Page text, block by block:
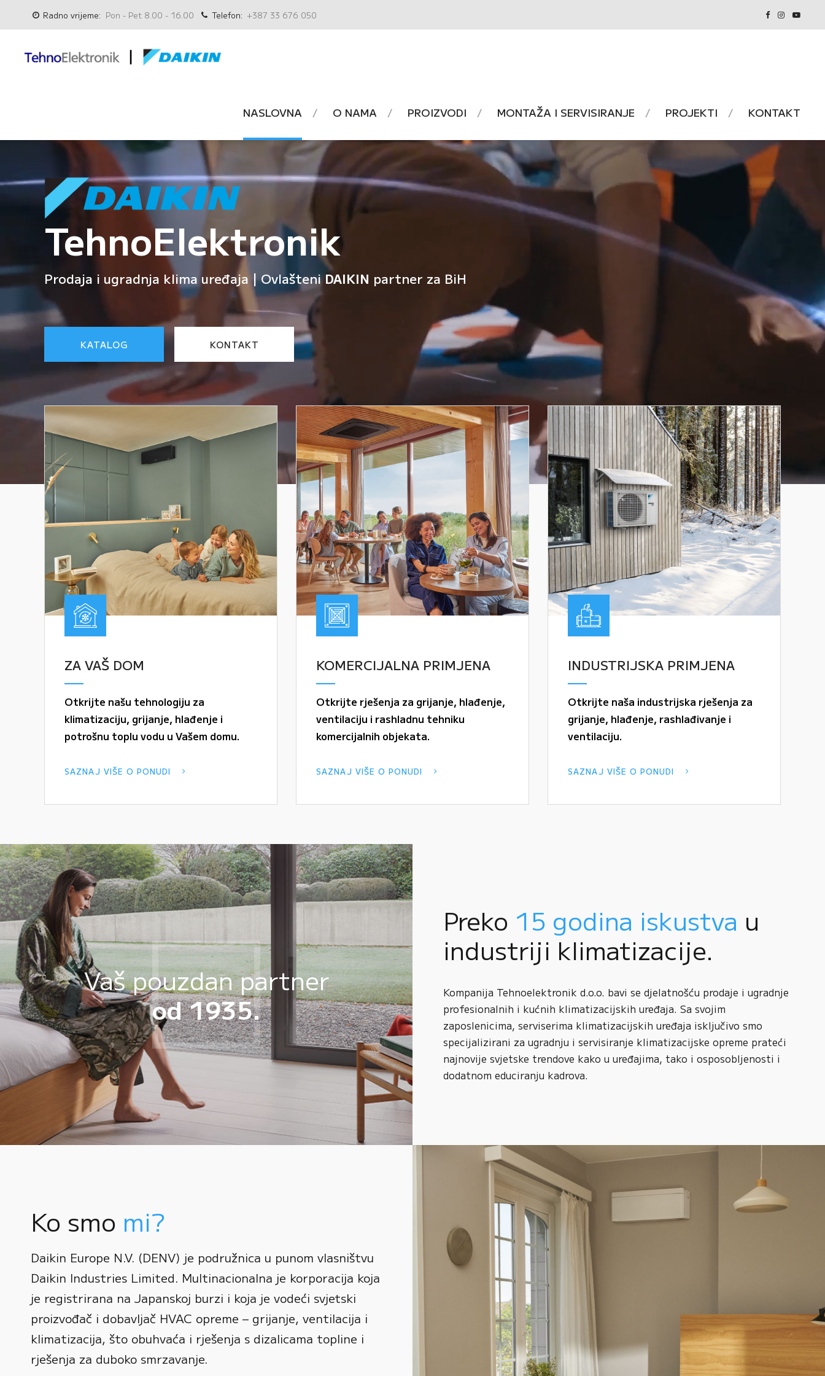
Radno vrijeme: Pon - Pet 8.00 - 16.00 Telefon: +387 33 676 050
NASLOVNA O NAMA PROIZVODI MONTAŽA I SERVISIRANJE PROJEKTI KONTAKT
TehnoElektronik
Prodaja i ugradnja klima uređaja | OvlašteniDAIKIN partner za BiH
KATALOG KONTAKT
ZA VAŠ DOM
Otkrijte našu tehnologiju za
klimatizaciju, grijanje, hlađenje i
potrošnu toplu vodu u Vašem domu.
SAZNAJ VIŠE O PONUDI
KOMERCIJALNA PRIMJENA
Otkrijte rješenja za grijanje, hlađenje,
ventilaciju i rashladnu tehniku
komercijalnih objekata.
SAZNAJ VIŠE O PONUDI
INDUSTRIJSKA PRIMJENA
Otkrijte naša industrijska rješenja za
grijanje, hlađenje, rashlađivanje i
ventilaciju.
SAZNAJ VIŠE O PONUDI
Vaš pouzdan partner
od 1935.
Preko 15 godina iskustva u
industriji klimatizacije.
Kompanija Tehnoelektronik d.o.o. bavi se djelatnošću prodaje i ugradnje
profesionalnih i kućnih klimatizacijskih uređaja. Sa svojim
zaposlenicima, serviserima klimatizacijskih uređaja isključivo smo
specijalizirani za ugradnju i servisiranje klimatizacijske opreme prateći
najnovije svjetske trendove kako u uređajima, tako i osposobljenosti i
dodatnom educiranju kadrova.
Ko smo mi?
Daikin Europe N.V. (DENV) je podružnica u punom vlasništvu
Daikin Industries Limited. Multinacionalna je korporacija koja
je registrirana na Japanskoj burzi i koja je vodeći svjetski
proizvođač i dobavljač HVAC opreme – grijanje, ventilacija i
klimatizacija, što obuhvaća i rješenja s dizalicama topline i
rješenja za duboko smrzavanje.
0
1
2
3
4
0
1
2
3
0
1
2
0